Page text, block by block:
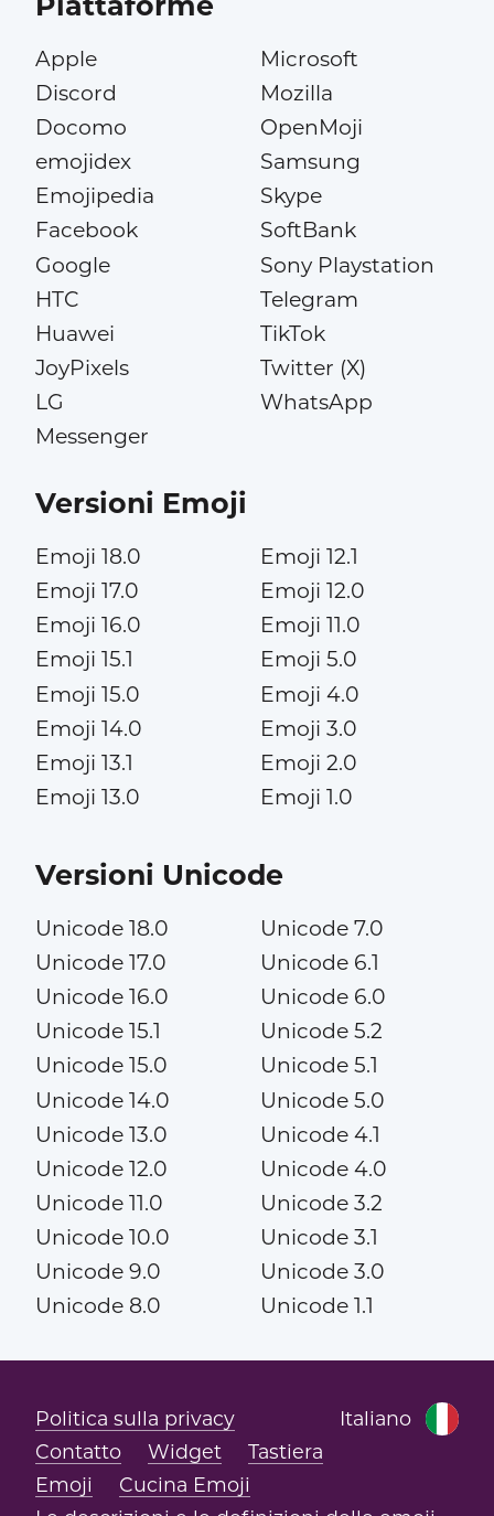
Apple
Discord
Docomo
emojidex
Emojipedia
Facebook
Google
HTC
Huawei
JoyPixels
LG
Messenger
Microsoft
Mozilla
OpenMoji
Samsung
Skype
SoftBank
Sony Playstation
Telegram
TikTok
Twitter (X)
WhatsApp
Versioni Emoji
Emoji 18.0
Emoji 17.0
Emoji 16.0
Emoji 15.1
Emoji 15.0
Emoji 14.0
Emoji 13.1
Emoji 13.0
Emoji 12.1
Emoji 12.0
Emoji 11.0
Emoji 5.0
Emoji 4.0
Emoji 3.0
Emoji 2.0
Emoji 1.0
Versioni Unicode
Unicode 18.0
Unicode 17.0
Unicode 16.0
Unicode 15.1
Unicode 15.0
Unicode 14.0
Unicode 13.0
Unicode 12.0
Unicode 11.0
Unicode 10.0
Unicode 9.0
Unicode 8.0
Unicode 7.0
Unicode 6.1
Unicode 6.0
Unicode 5.2
Unicode 5.1
Unicode 5.0
Unicode 4.1
Unicode 4.0
Unicode 3.2
Unicode 3.1
Unicode 3.0
Unicode 1.1
Italiano
Politica sulla privacy
Contatto
Widget
Tastiera
Emoji
Cucina Emoji